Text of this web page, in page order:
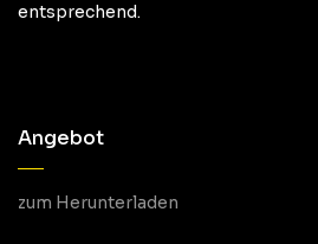
entsprechend.
Angebot
zum Herunterladen